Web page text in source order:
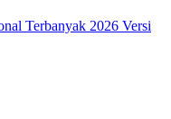
Terbanyak 2026 Versi